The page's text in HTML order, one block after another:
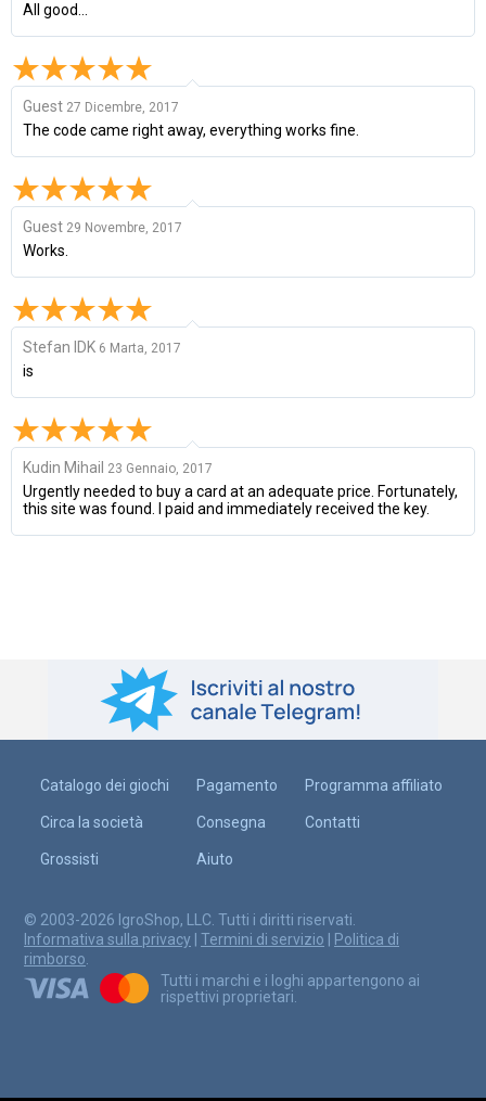
All good...
Guest 27 Dicembre, 2017
The code came right away, everything works fine.
Guest 29 Novembre, 2017
Works.
Stefan IDK 6 Marta, 2017
is
Kudin Mihail 23 Gennaio, 2017
Urgently needed to buy a card at an adequate price. Fortunately,
this site was found. I paid and immediately received the key.
Catalogo dei giochi
Circa la società
Grossisti
Pagamento
Consegna
Aiuto
Programma affiliato
Contatti
© 2003-2026 IgroShop, LLC. Tutti i diritti riservati.
Informativa sulla privacy
Termini di servizio
Politica di
rimborso.
Tutti i marchi e i loghi appartengono ai
rispettivi proprietari.